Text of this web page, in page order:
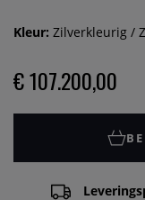
Kleur: Zilverkleurig /
€ 107.200,00